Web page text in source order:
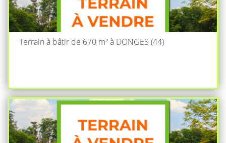
Terrain à bâtir de 670 m² à DONGES (44)